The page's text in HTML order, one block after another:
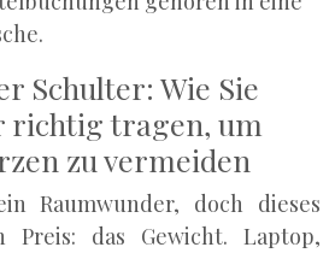
Schulter: Wie Sie
richtig tragen, um
zu vermeiden
Raumwunder, doch dieses
Preis: das Gewicht. Laptop,